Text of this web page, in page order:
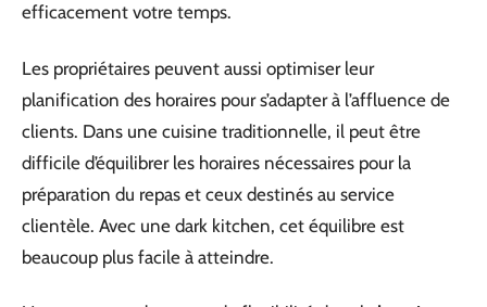
efficacement votre temps.
Les propriétaires peuvent aussi optimiser leur
planification des horaires pour s’adapter à l’affluence de
clients. Dans une cuisine traditionnelle, il peut être
difficile d’équilibrer les horaires nécessaires pour la
préparation du repas et ceux destinés au service
clientèle. Avec une dark kitchen, cet équilibre est
beaucoup plus facile à atteindre.